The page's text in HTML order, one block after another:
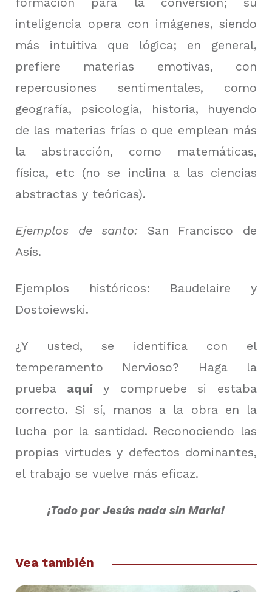
inteligencia opera con imágenes, siendo
más intuitiva que lógica; en general,
prefiere materias emotivas, con
repercusiones sentimentales, como
geografía, psicología, historia, huyendo
de las materias frías o que emplean más
la abstracción, como matemáticas,
física, etc (no se inclina a las ciencias
abstractas y teóricas).
Ejemplos de santo: San Francisco de
Asís.
Ejemplos históricos: Baudelaire y
Dostoiewski.
¿Y usted, se identifica con el
temperamento Nervioso? Haga la
prueba aquí
y compruebe si estaba
correcto. Si sí, manos a la obra en la
lucha por la santidad. Reconociendo las
propias virtudes y defectos dominantes,
el trabajo se vuelve más eficaz.
¡Todo por Jesús nada sin María!
Vea también